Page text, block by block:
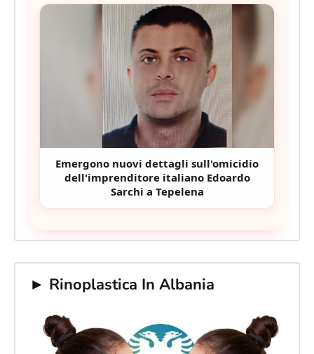
Emergono nuovi dettagli sull'omicidio
dell'imprenditore italiano Edoardo
Sarchi a Tepelena
► Rinoplastica In Albania